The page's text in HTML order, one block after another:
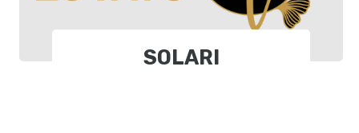
SOLARI